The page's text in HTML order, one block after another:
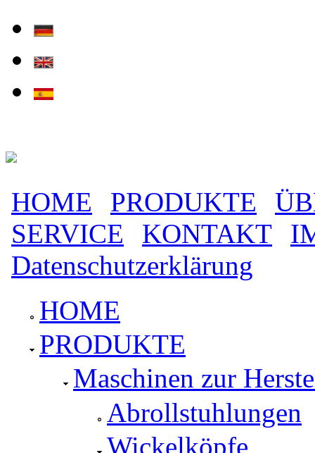
Hauptmenü
HOME PRODUKTE
SERVICE
KONTAKT
Datenschutzerklärung
HOME
PRODUKTE
Maschinen zur
Abrollstuhlungen
Wickelköpfe